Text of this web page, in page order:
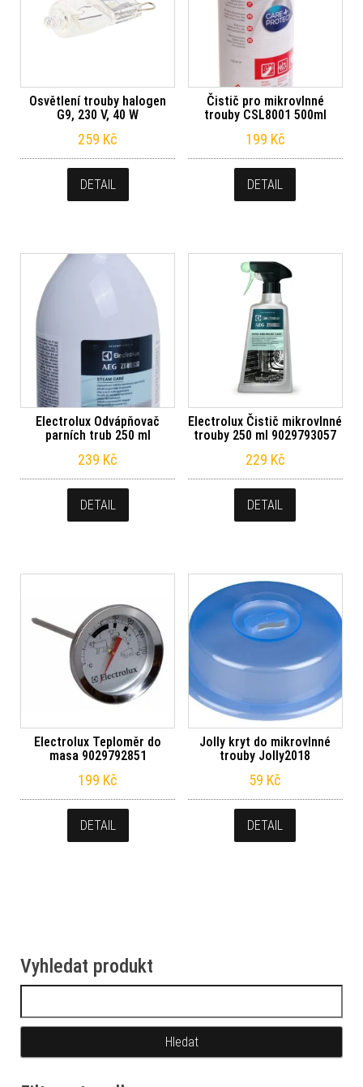
Osvětlení trouby halogen
G9, 230 V, 40 W
259 Kč
DETAIL
Čistič pro mikrovlnné
trouby CSL8001 500ml
199 Kč
DETAIL
Electrolux Odvápňovač
parních trub 250 ml
239 Kč
DETAIL
Electrolux Čistič mikrovlnné
trouby 250 ml 9029793057
229 Kč
DETAIL
Electrolux Teploměr do
masa 9029792851
199 Kč
DETAIL
Jolly kryt do mikrovlnné
trouby Jolly2018
59 Kč
DETAIL
Vyhledat produkt